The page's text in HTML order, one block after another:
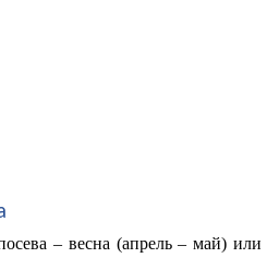
– весна (апрель – май) или